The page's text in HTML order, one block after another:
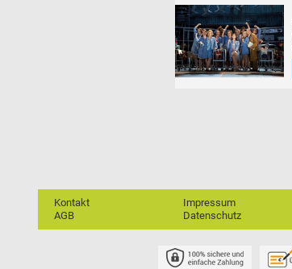
Kontakt
AGB
Impressum
Datenschutz